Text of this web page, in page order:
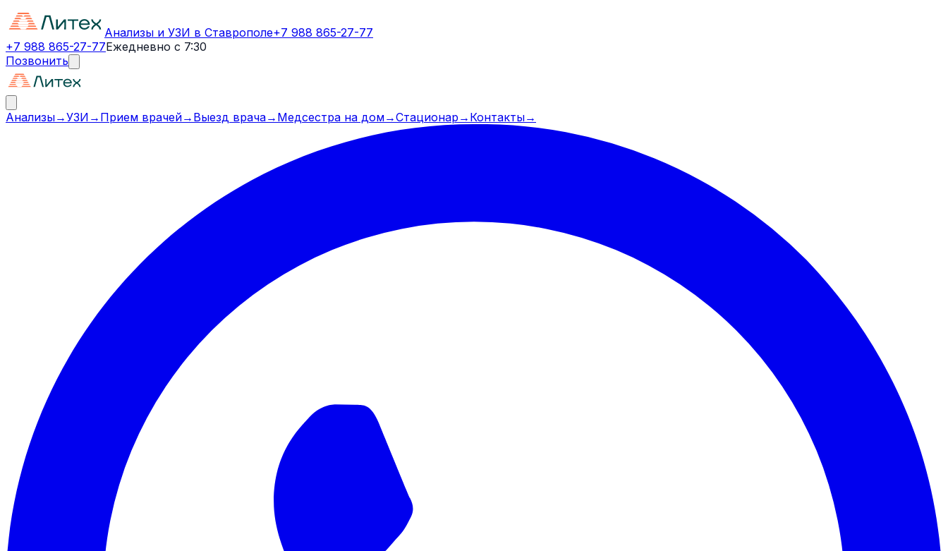
Анализы и УЗИ в Ставрополе+7 988 865-27-77
+7 988 865-27-77Ежедневно с 7:30
Позвонить
Анализы→УЗИ → Прием врачей→ Выезд врача→ Медсестра на дом→Стационар → Контакты→